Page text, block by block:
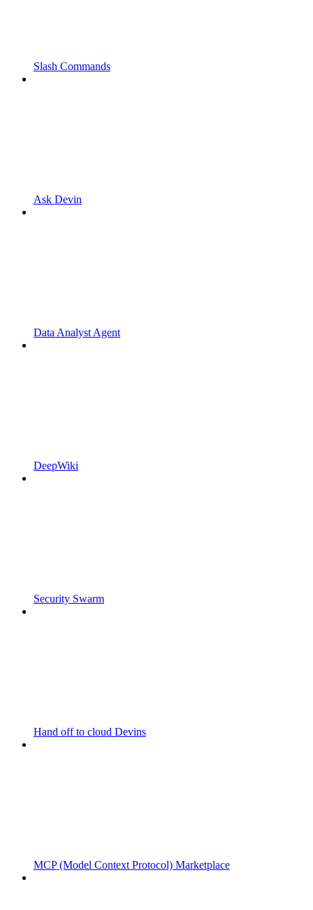
Slash Commands
Ask Devin
Data Analyst Agent
DeepWiki
Security Swarm
Hand off to cloud Devins
MCP (Model Context Protocol) Marketplace